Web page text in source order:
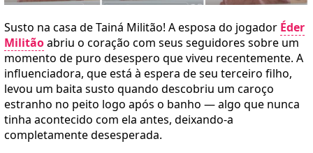
Susto na casa de Tainá Militão! A esposa do jogador Éder
Militãoabriu o coração com seus seguidores sobre um
momento de puro desespero que viveu recentemente. A
influenciadora, que está à espera de seu terceiro filho,
levou um baita susto quando descobriu um caroço
estranho no peito logo após o banho — algo que nunca
tinha acontecido com ela antes, deixando-a
completamente desesperada.